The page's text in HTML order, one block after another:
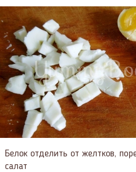
Белок отделить от желтков,
салат